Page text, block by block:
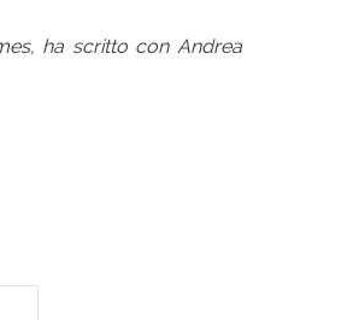
ha scritto con Andrea